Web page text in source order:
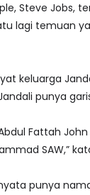
Steve Jobs,
lagi temuan
keluarga
punya
Fattah
SAW,”
punya